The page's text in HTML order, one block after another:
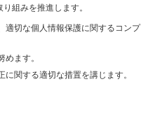
組みを推進します。
適切な個人情報保護に関するコンプ
ます。
関する適切な措置を講じます。